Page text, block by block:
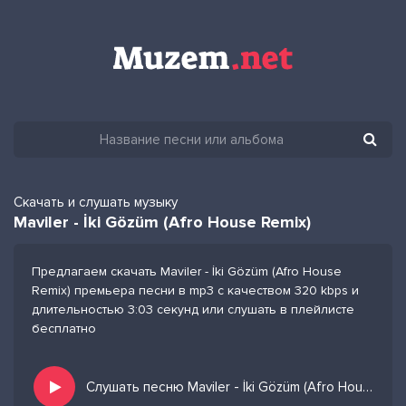
Скачать и слушать музыку
Maviler - İki Gözüm (Afro House Remix)
Предлагаем скачать Maviler - İki Gözüm (Afro House
Remix) премьера песни в mp3 с качеством 320 kbps и
длительностью 3:03 секунд или слушать в плейлисте
бесплатно
Слушать песню Maviler - İki Gözüm (Afro House Remix) и добавить в избранных